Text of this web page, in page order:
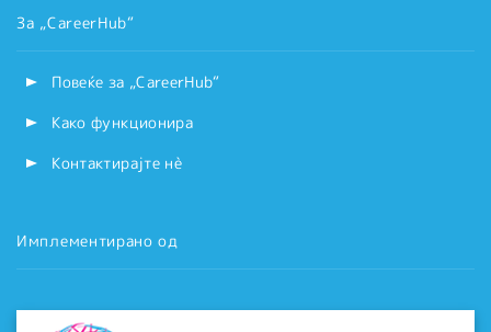
За „CareerHub“
Повеќе за „CareerHub“
Како функционира
Контактирајте нѐ
Имплементирано од